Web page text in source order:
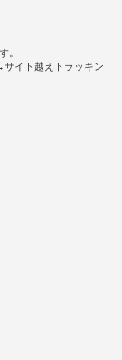
。
イト越えトラッキン